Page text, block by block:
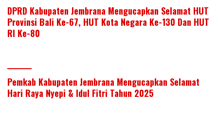
DPRD Kabupaten Jembrana Mengucapkan Selamat HUT
Provinsi Bali Ke-67, HUT Kota Negara Ke-130 Dan HUT
RI Ke-80
Pemkab Kabupaten Jembrana Mengucapkan Selamat
Hari Raya Nyepi & Idul Fitri Tahun 2025